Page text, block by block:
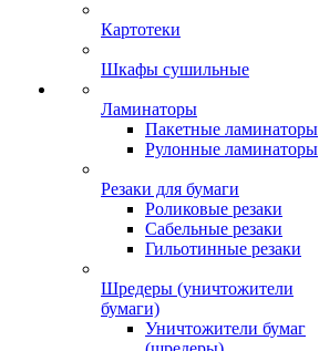
Картотеки
Шкафы сушильные
Ламинаторы
Пакетные ламинаторы
Рулонные ламинаторы
Резаки для бумаги
Роликовые резаки
Сабельные резаки
Гильотинные резаки
Шредеры (уничтожители
бумаги)
Уничтожители бумаг